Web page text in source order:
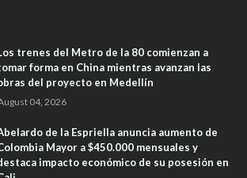
trenes del Metro de la 80 comienzan a
forma en China mientras avanzan las
del proyecto en Medellín
04, 2026
de la Espriella anuncia aumento de
Mayor a $450.000 mensuales y
impacto económico de su posesión en